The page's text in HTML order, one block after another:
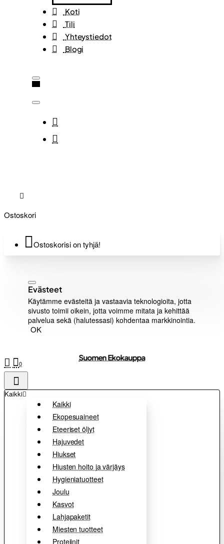
Koti
Tili
Yhteystiedot
Blogi
Ostoskori
Ostoskorisi on tyhjä!
Evästeet
Käytämme evästeitä ja vastaavia teknologioita, jotta
sivusto toimii oikein, jotta voimme mitata ja kehittää
palvelua sekä (halutessasi) kohdentaa markkinointia.
OK
Suomen Ekokauppa
0
Kaikki
Kaikki
Ekopesuaineet
Eteeriset öljyt
Hajuvedet
Hiukset
Hiusten hoito ja värjäys
Hygieniatuotteet
Joulu
Kasvot
Lahjapaketit
Miesten tuotteet
Proteiinit